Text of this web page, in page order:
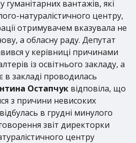
гуманітарних вантажів, які
натуралістичного центру,
отримувачем вказувала не
а обласну раду. Депутат
у керівниці причинами
із освітнього закладу, а
в закладі проводилась
Остапчук відповіла, що
з причини невисоких
в грудні минулого
звіт директорки
центру